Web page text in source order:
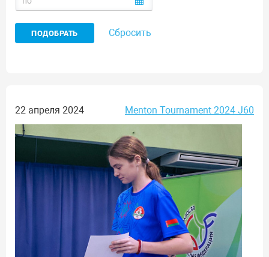
Сбросить
22 апреля 2024 Menton Tournament 2024 J60